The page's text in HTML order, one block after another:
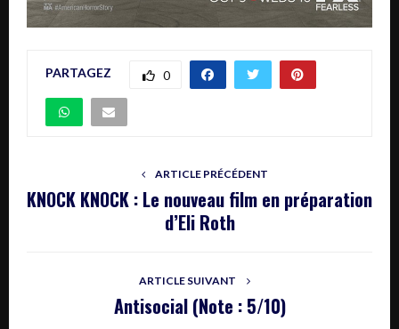
PARTAGEZ 0
ARTICLE PRÉCÉDENT
KNOCK KNOCK : Le nouveau film en préparation
d’Eli Roth
ARTICLE SUIVANT
Antisocial (Note : 5/10)